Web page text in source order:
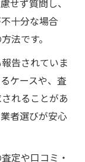
せず質問し、
十分な場合
法です。
告されていま
ケースや、査
れることがあ
者選びが安心
定や口コミ・